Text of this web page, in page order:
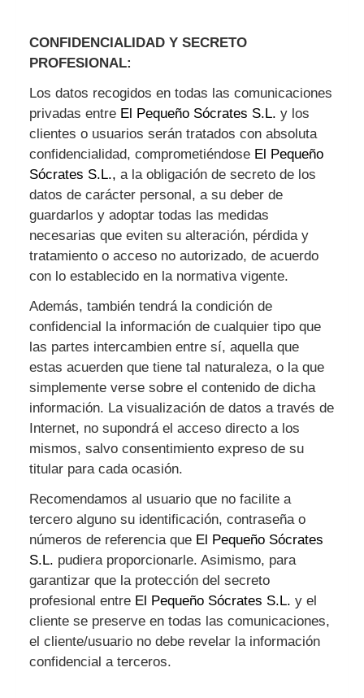
CONFIDENCIALIDAD Y SECRETO
PROFESIONAL:
Los datos recogidos en todas las comunicaciones
privadas entre El Pequeño Sócrates S.L. y los
clientes o usuarios serán tratados con absoluta
confidencialidad, comprometiéndose El Pequeño
Sócrates S.L., a la obligación de secreto de los
datos de carácter personal, a su deber de
guardarlos y adoptar todas las medidas
necesarias que eviten su alteración, pérdida y
tratamiento o acceso no autorizado, de acuerdo
con lo establecido en la normativa vigente.
Además, también tendrá la condición de
confidencial la información de cualquier tipo que
las partes intercambien entre sí, aquella que
estas acuerden que tiene tal naturaleza, o la que
simplemente verse sobre el contenido de dicha
información. La visualización de datos a través de
Internet, no supondrá el acceso directo a los
mismos, salvo consentimiento expreso de su
titular para cada ocasión.
Recomendamos al usuario que no facilite a
tercero alguno su identificación, contraseña o
números de referencia que El Pequeño Sócrates
S.L. pudiera proporcionarle. Asimismo, para
garantizar que la protección del secreto
profesional entre El Pequeño Sócrates S.L. y el
cliente se preserve en todas las comunicaciones,
el cliente/usuario no debe revelar la información
confidencial a terceros.